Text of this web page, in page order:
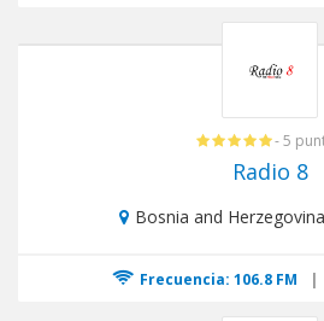
- 5
Radio 8
Bosnia and
Frecuencia: 106.8 FM |